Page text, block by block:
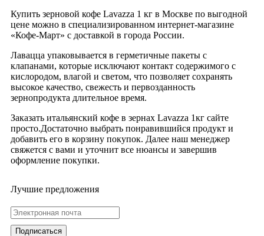
Купить зерновой кофе Lavazza 1 кг в Москве по выгодной
цене можно в специализированном интернет-магазине
«Кофе-Март» с доставкой в города России.
Лавацца упаковывается в герметичные пакеты с
клапанами, которые исключают контакт содержимого с
кислородом, влагой и светом, что позволяет сохранять
высокое качество, свежесть и первозданность
зернопродукта длительное время.
Заказать итальянский кофе в зернах Lavazza 1кг сайте
просто.Достаточно выбрать понравившийся продукт и
добавить его в корзину покупок. Далее наш менеджер
свяжется с вами и уточнит все нюансы и завершив
оформление покупки.
Лучшие предложения